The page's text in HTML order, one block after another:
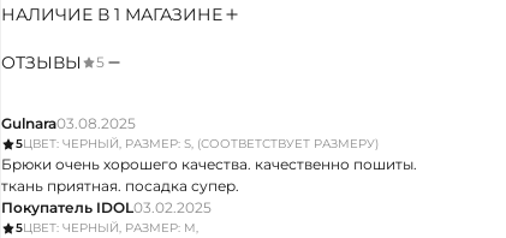
НАЛИЧИЕ В 1 МАГАЗИНЕ
ОТЗЫВЫ 5
Gulnara03.08.2025
5ЦВЕТ: ЧЕРНЫЙ, РАЗМЕР: S, (СООТВЕТСТВУЕТ РАЗМЕРУ)
Брюки очень хорошего качества. качественно пошиты.
ткань приятная. посадка супер.
Покупатель IDOL03.02.2025
5ЦВЕТ: ЧЕРНЫЙ, РАЗМЕР: M,